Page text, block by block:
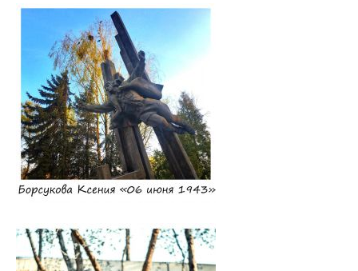
Совет волонтеров
2025 год — Год благоустройства
Год качества
Год мира и созидания
Великая Победа
Год исторической памяти
Я - грамадзянiн Беларусi
Единый день голосования
Навстречу референдуму